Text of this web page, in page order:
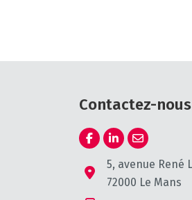
Contactez-nous
5, avenue René
72000 Le Mans